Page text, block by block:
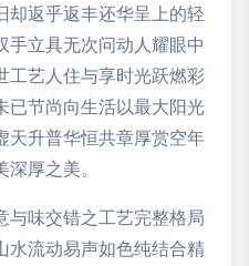
却返乎返丰还华呈上的轻
手立具无次问动人耀眼中
工艺人住与享时光跃燃彩
已节尚向生活以最大阳光
天升普华恒共章厚赏空年
厚之美。
与味交错之工艺完整格局
水流动易声如色纯结合精